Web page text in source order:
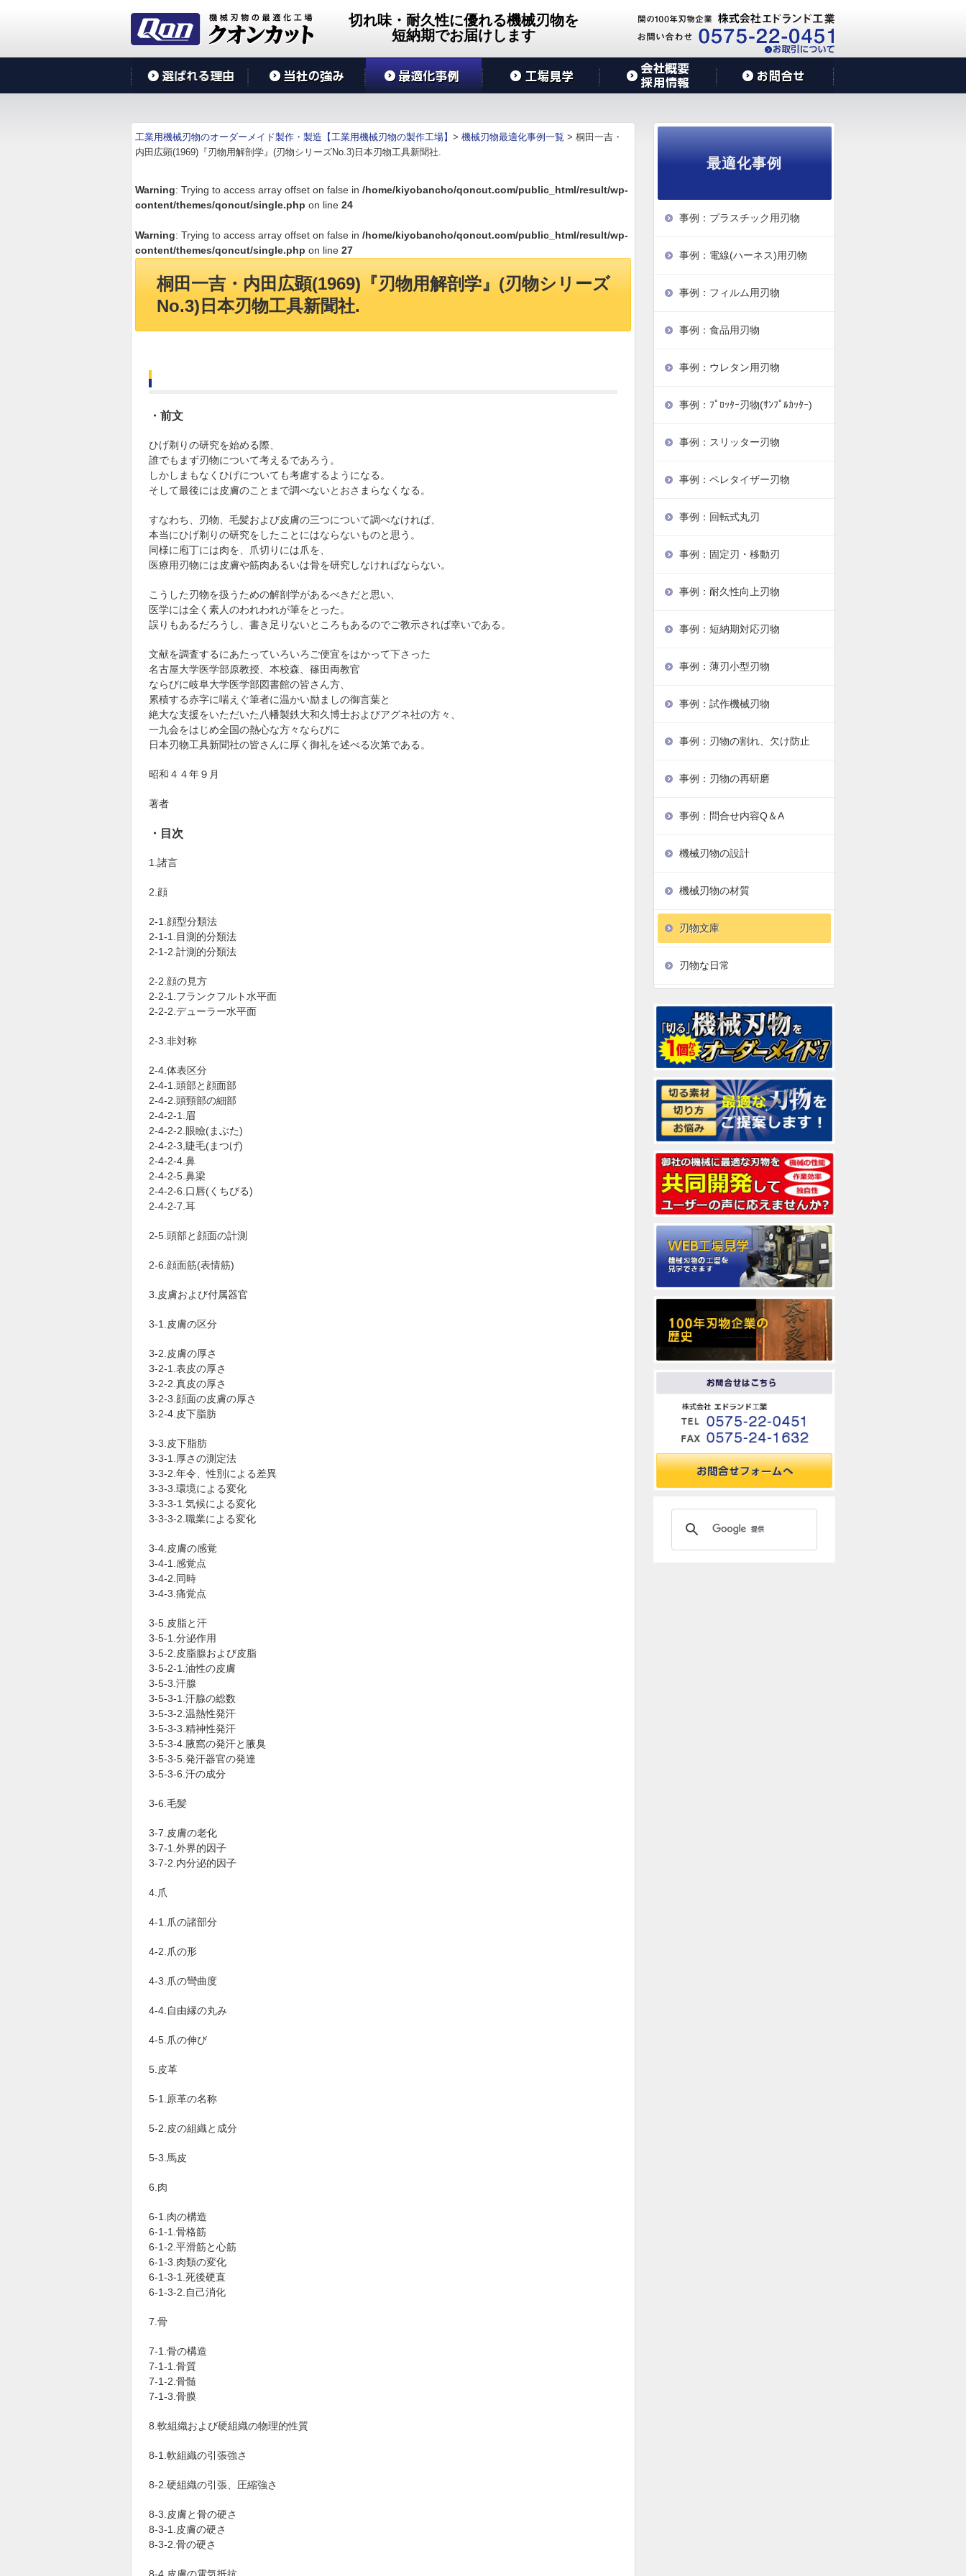
切れ味・耐久性に優れる機械刃物を
短納期でお届けします
工業用機械刃物のオーダーメイド製作・製造【工業用機械刃物の製作工場】 > 機械刃物最適化事例一覧 > 桐田一吉・
内田広顕(1969)『刃物用解剖学』(刃物シリーズNo.3)日本刃物工具新聞社.
Warning: Trying to access array offset on false in /home/kiyobancho/qoncut.com/public_html/result/wp-
content/themes/qoncut/single.php on line 24
Warning: Trying to access array offset on false in /home/kiyobancho/qoncut.com/public_html/result/wp-
content/themes/qoncut/single.php on line 27
桐田一吉・内田広顕(1969)『刃物用解剖学』(刃物シリーズ
No.3)日本刃物工具新聞社.
・前文
ひげ剃りの研究を始める際、
誰でもまず刃物について考えるであろう。
しかしまもなくひげについても考慮するようになる。
そして最後には皮膚のことまで調べないとおさまらなくなる。
すなわち、刃物、毛髪および皮膚の三つについて調べなければ、
本当にひげ剃りの研究をしたことにはならないものと思う。
同様に庖丁には肉を、爪切りには爪を、
医療用刃物には皮膚や筋肉あるいは骨を研究しなければならない。
こうした刃物を扱うための解剖学があるべきだと思い、
医学には全く素人のわれわれが筆をとった。
誤りもあるだろうし、書き足りないところもあるのでご教示されば幸いである。
文献を調査するにあたっていろいろご便宜をはかって下さった
名古屋大学医学部原教授、本校森、篠田両教官
ならびに岐阜大学医学部図書館の皆さん方、
累積する赤字に喘えぐ筆者に温かい励ましの御言葉と
絶大な支援をいただいた八幡製鉄大和久博士およびアグネ社の方々、
一九会をはじめ全国の熱心な方々ならびに
日本刃物工具新聞社の皆さんに厚く御礼を述べる次第である。
昭和４４年９月
著者
・目次
1.諸言
2.顔
2-1.顔型分類法
2-1-1.目測的分類法
2-1-2.計測的分類法
2-2.顔の見方
2-2-1.フランクフルト水平面
2-2-2.デューラー水平面
2-3.非対称
2-4.体表区分
2-4-1.頭部と顔面部
2-4-2.頭頸部の細部
2-4-2-1.眉
2-4-2-2.眼瞼(まぶた)
2-4-2-3,睫毛(まつげ)
2-4-2-4.鼻
2-4-2-5.鼻梁
2-4-2-6.口唇(くちびる)
2-4-2-7.耳
2-5.頭部と顔面の計測
2-6.顔面筋(表情筋)
3.皮膚および付属器官
3-1.皮膚の区分
3-2.皮膚の厚さ
3-2-1.表皮の厚さ
3-2-2.真皮の厚さ
3-2-3.顔面の皮膚の厚さ
3-2-4.皮下脂肪
3-3.皮下脂肪
3-3-1.厚さの測定法
3-3-2.年令、性別による差異
3-3-3.環境による変化
3-3-3-1.気候による変化
3-3-3-2.職業による変化
3-4.皮膚の感覚
3-4-1.感覚点
3-4-2.同時
3-4-3.痛覚点
3-5.皮脂と汗
3-5-1.分泌作用
3-5-2.皮脂腺および皮脂
3-5-2-1.油性の皮膚
3-5-3.汗腺
3-5-3-1.汗腺の総数
3-5-3-2.温熱性発汗
3-5-3-3.精神性発汗
3-5-3-4.腋窩の発汗と腋臭
3-5-3-5.発汗器官の発達
3-5-3-6.汗の成分
3-6.毛髪
3-7.皮膚の老化
3-7-1.外界的因子
3-7-2.内分泌的因子
4.爪
4-1.爪の諸部分
4-2.爪の形
4-3.爪の彎曲度
4-4.自由縁の丸み
4-5.爪の伸び
5.皮革
5-1.原革の名称
5-2.皮の組織と成分
5-3.馬皮
6.肉
6-1.肉の構造
6-1-1.骨格筋
6-1-2.平滑筋と心筋
6-1-3.肉類の変化
6-1-3-1.死後硬直
6-1-3-2.自己消化
7.骨
7-1.骨の構造
7-1-1.骨質
7-1-2.骨髄
7-1-3.骨膜
8.軟組織および硬組織の物理的性質
8-1.軟組織の引張強さ
8-2.硬組織の引張、圧縮強さ
8-3.皮膚と骨の硬さ
8-3-1.皮膚の硬さ
8-3-2.骨の硬さ
最適化事例
事例：プラスチック用刃物
事例：電線(ハーネス)用刃物
事例：フィルム用刃物
事例：食品用刃物
事例：ウレタン用刃物
事例：ﾌﾟﾛｯﾀｰ刃物(ｻﾝﾌﾟﾙｶｯﾀｰ)
事例：スリッター刃物
事例：ペレタイザー刃物
事例：回転式丸刃
事例：固定刃・移動刃
事例：耐久性向上刃物
事例：短納期対応刃物
事例：薄刃小型刃物
事例：試作機械刃物
事例：刃物の割れ、欠け防止
事例：刃物の再研磨
事例：問合せ内容Q＆A
機械刃物の設計
機械刃物の材質
刃物文庫
刃物な日常